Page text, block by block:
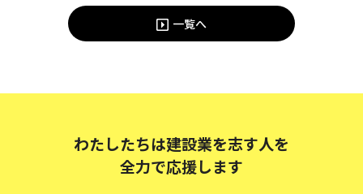
一覧へ
わたしたちは建設業を志す人を
全力で応援します